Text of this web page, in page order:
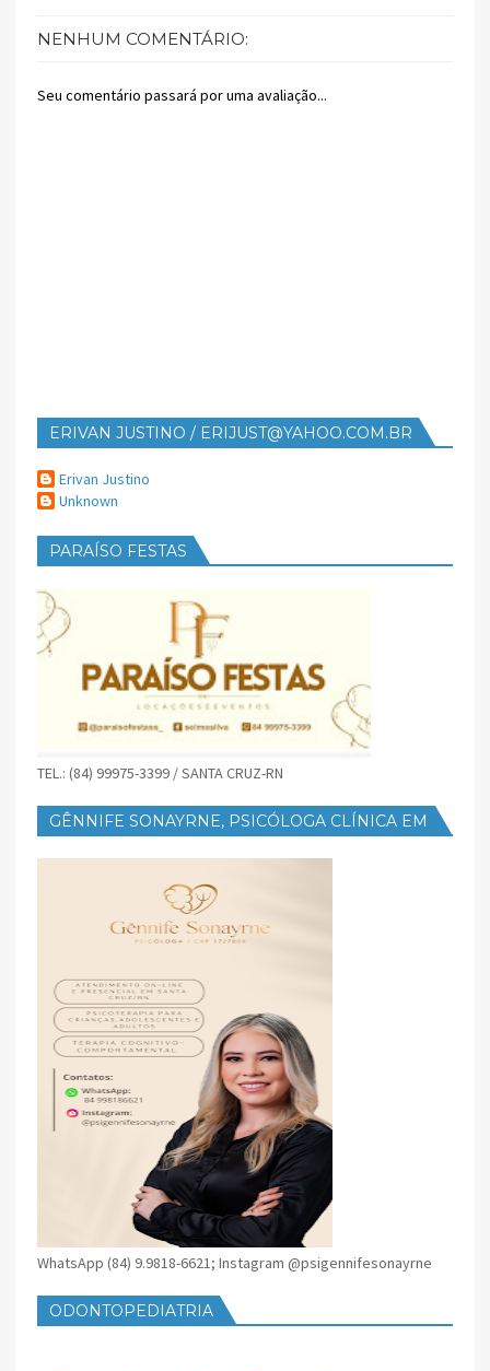
NENHUM COMENTÁRIO:
Seu comentário passará por uma avaliação...
ERIVAN JUSTINO / ERIJUST@YAHOO.COM.BR
Erivan Justino
Unknown
PARAÍSO FESTAS
TEL.: (84) 99975-3399 / SANTA CRUZ-RN
GÊNNIFE SONAYRNE, PSICÓLOGA CLÍNICA EM
WhatsApp (84) 9.9818-6621; Instagram @psigennifesonayrne
ODONTOPEDIATRIA